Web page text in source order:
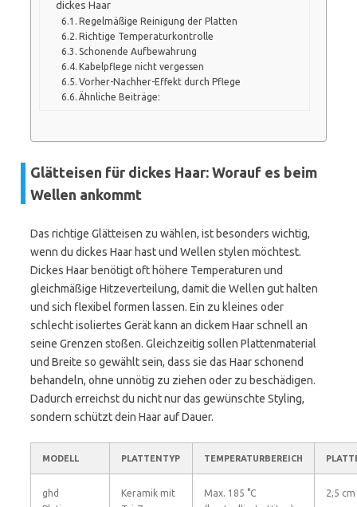
dickes Haar
Regelmäßige Reinigung der Platten
Richtige Temperaturkontrolle
Schonende Aufbewahrung
Kabelpflege nicht vergessen
Vorher-Nachher-Effekt durch Pflege
Ähnliche Beiträge:
Glätteisen für dickes Haar: Worauf es beim
Wellen ankommt
Das richtige Glätteisen zu wählen, ist besonders wichtig,
wenn du dickes Haar hast und Wellen stylen möchtest.
Dickes Haar benötigt oft höhere Temperaturen und
gleichmäßige Hitzeverteilung, damit die Wellen gut halten
und sich flexibel formen lassen. Ein zu kleines oder
schlecht isoliertes Gerät kann an dickem Haar schnell an
seine Grenzen stoßen. Gleichzeitig sollen Plattenmaterial
und Breite so gewählt sein, dass sie das Haar schonend
behandeln, ohne unnötig zu ziehen oder zu beschädigen.
Dadurch erreichst du nicht nur das gewünschte Styling,
sondern schützt dein Haar auf Dauer.
MODELL PLATTENTYP TEMPERATURBEREICH
ghd
Keramik mit
Max. 185 °C
2,5 cm